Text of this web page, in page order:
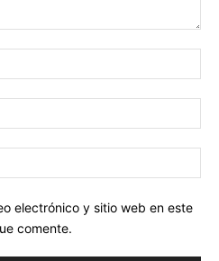
electrónico y sitio web en este
comente.